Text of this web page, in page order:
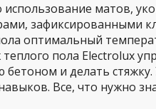
использование матов,
зафиксированными
оптимальный
пола Electrolux
и делать
Все, что нужно